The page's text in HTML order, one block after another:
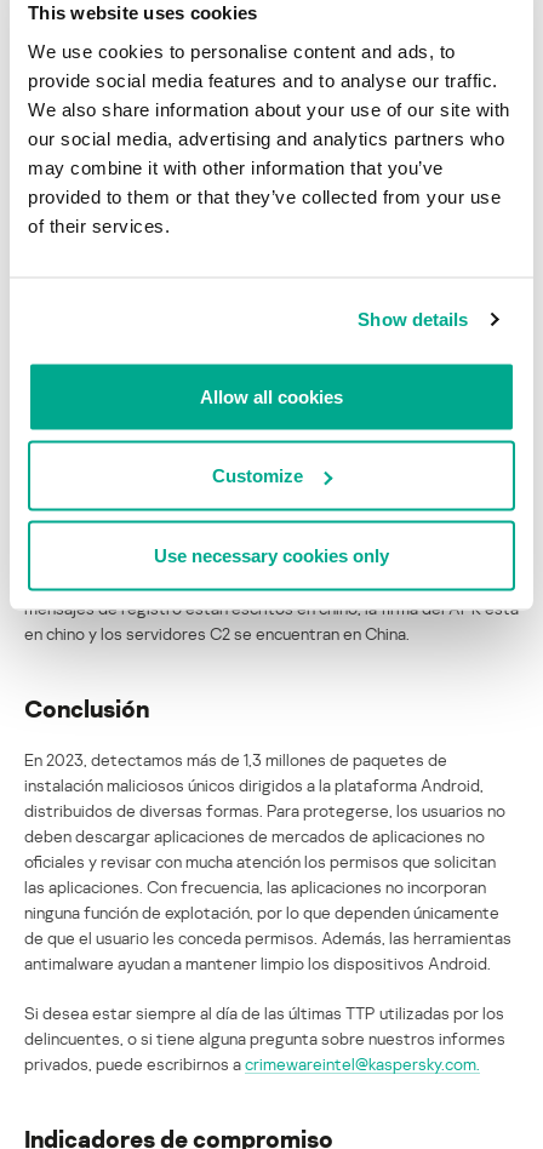
This website uses cookies
We use cookies to personalise content and ads, to
provide social media features and to analyse our traffic.
We also share information about your use of our site with
our social media, advertising and analytics partners who
may combine it with other information that you’ve
provided to them or that they’ve collected from your use
of their services.
Show details
Allow all cookies
Customize
Use necessary cookies only
víctima para solicitar un préstamo.
A continuación, solicita que se active la función de accesibilidad, si
aún no está activada. Lo necesita para robar credenciales e imitar
eventos táctiles para eludir la autenticación de dos factores.
Esquema de datos capturados
grabación de pantalla. La funcionalidad principal es capturar las
credenciales del dispositivo infectado. Lo hace transmitiendo la
Gigabud contiene varios artefactos en chino. Por ejemplo, los
mensajes de registro están escritos en chino, la firma del APK está
en chino y los servidores C2 se encuentran en China.
Conclusión
En 2023, detectamos más de 1,3 millones de paquetes de
instalación maliciosos únicos dirigidos a la plataforma Android,
distribuidos de diversas formas. Para protegerse, los usuarios no
deben descargar aplicaciones de mercados de aplicaciones no
oficiales y revisar con mucha atención los permisos que solicitan
las aplicaciones. Con frecuencia, las aplicaciones no incorporan
ninguna función de explotación, por lo que dependen únicamente
de que el usuario les conceda permisos. Además, las herramientas
antimalware ayudan a mantener limpio los dispositivos Android.
Si desea estar siempre al día de las últimas TTP utilizadas por los
delincuentes, o si tiene alguna pregunta sobre nuestros informes
privados, puede escribirnos acrimewareintel@kaspersky.com.
Indicadores de compromiso